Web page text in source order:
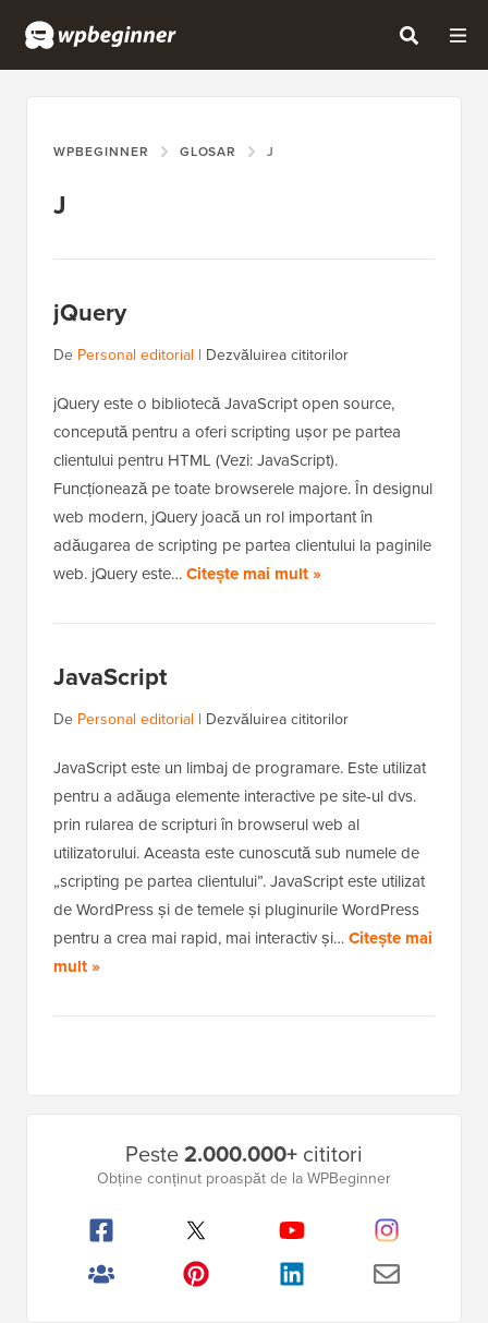
WPBEGINNER GLOSAR J
J
jQuery
De Personal editorial | Dezvăluirea cititorilor
jQuery este o bibliotecă JavaScript open source,
concepută pentru a oferi scripting ușor pe partea
clientului pentru HTML (Vezi: JavaScript).
Funcționează pe toate browserele majore. În designul
web modern, jQuery joacă un rol important în
adăugarea de scripting pe partea clientului la paginile
web. jQuery este…Citește mai mult »
JavaScript
De Personal editorial | Dezvăluirea cititorilor
JavaScript este un limbaj de programare. Este utilizat
pentru a adăuga elemente interactive pe site-ul dvs.
prin rularea de scripturi în browserul web al
utilizatorului. Aceasta este cunoscută sub numele de
„scripting pe partea clientului”. JavaScript este utilizat
de WordPress și de temele și pluginurile WordPress
pentru a crea mai rapid, mai interactiv și…Citește mai
mult »
laterală
principală
Peste2.000.000+ cititori
Obține conținut proaspăt de la WPBeginner